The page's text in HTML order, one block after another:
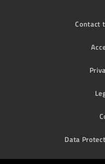
Contact
Data